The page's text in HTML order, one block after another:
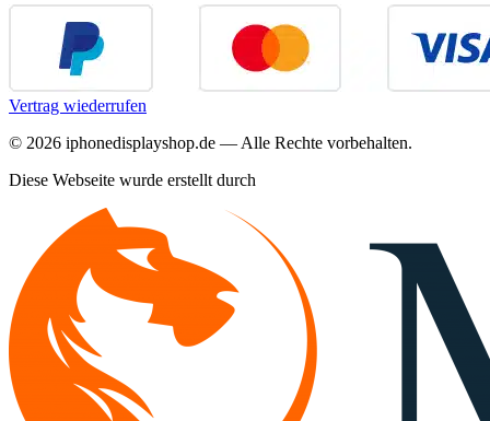
Vertrag wiederrufen
© 2026 iphonedisplayshop.de — Alle Rechte vorbehalten.
Diese Webseite wurde erstellt durch